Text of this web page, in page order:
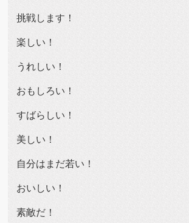
挑戦します！
楽しい！
うれしい！
おもしろい！
すばらしい！
美しい！
自分はまだ若い！
おいしい！
素敵だ！